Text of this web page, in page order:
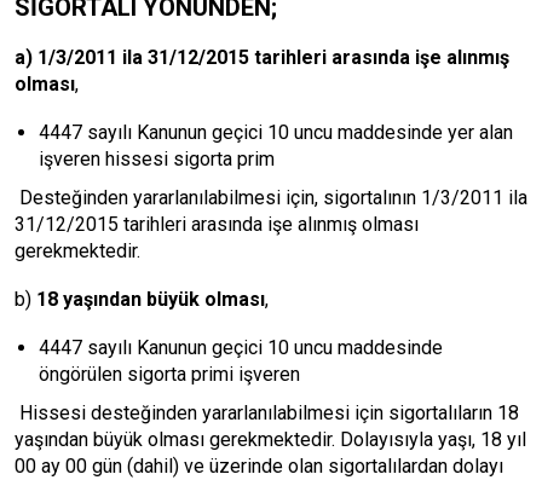
SİGORTALI YÖNÜNDEN;
a) 1/3/2011 ila 31/12/2015 tarihleri arasında işe alınmış
olması,
4447 sayılı Kanunun geçici 10 uncu maddesinde yer alan
işveren hissesi sigorta prim
Desteğinden yararlanılabilmesi için, sigortalının 1/3/2011 ila
31/12/2015 tarihleri arasında işe alınmış olması
gerekmektedir.
b) 18 yaşından büyük olması,
4447 sayılı Kanunun geçici 10 uncu maddesinde
öngörülen sigorta primi işveren
Hissesi desteğinden yararlanılabilmesi için sigortalıların 18
yaşından büyük olması gerekmektedir. Dolayısıyla yaşı, 18 yıl
00 ay 00 gün (dahil) ve üzerinde olan sigortalılardan dolayı